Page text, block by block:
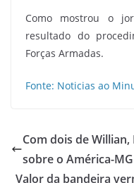
Como mostrou o
resultado do
Forças Armadas.
Fonte: Noticias ao
Com dois de
sobre o América-
Valor da bandeira